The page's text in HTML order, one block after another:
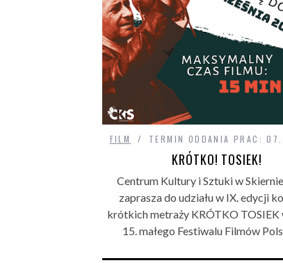
FILM TERMIN ODDANIA PRAC:
KRÓTKO! TOSIEK!
Centrum Kultury i Sztuki w
zaprasza do udziału w IX. edycji
krótkich metraży KRÓTKO TOSIEK
15. małego Festiwalu Filmów